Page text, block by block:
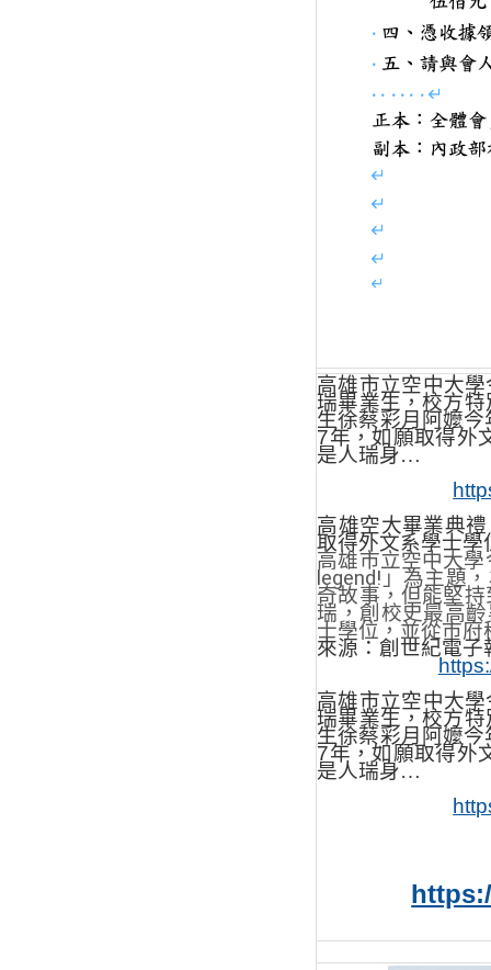
高雄市立空中大學
瑞畢業生，校方
生徐蔡彩月阿嬤今
7年，如願取得外
是人瑞身…
高雄空大畢業典禮
取得外文系學士學
高雄市立空中大學
legend! 」為主題
奇故事，但能堅
瑞，創校史最高
士學位，並從市
來源：創世紀電子
高雄市立空中大學
瑞畢業生，校方
生徐蔡彩月阿嬤今
7年，如願取得外
是人瑞身…